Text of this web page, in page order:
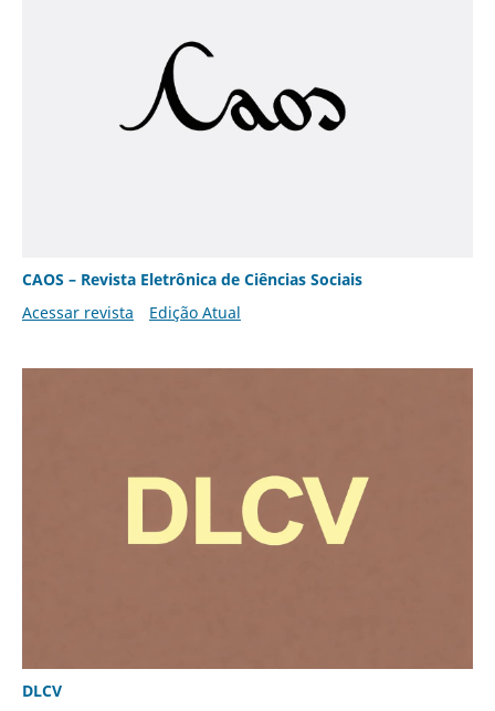
CAOS – Revista Eletrônica de Ciências Sociais
Acessar revista
Edição Atual
DLCV